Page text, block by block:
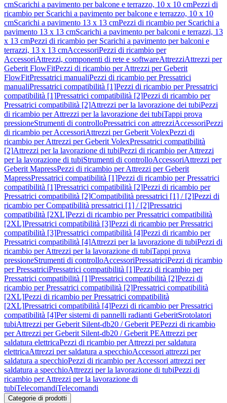
cmScarichi a pavimento per balcone e terrazzo, 10 x 10 cmPezzi di
ricambio per Scarichi a pavimento per balcone e terrazzo, 10 x 10
cmScarichi a pavimento 13 x 13 cmPezzi di ricambio per Scarichi a
pavimento 13 x 13 cmScarichi a pavimento per balconi e terrazzi, 13
x 13 cmPezzi di ricambio per Scarichi a pavimento per balconi e
terrazzi, 13 x 13 cmAccessoriPezzi di ricambio per
AccessoriAttrezzi, componenti di rete e softwareAttrezziAttrezzi per
Geberit FlowFitPezzi di ricambio per Attrezzi per Geberit
FlowFitPressatrici manualiPezzi di ricambio per Pressatrici
manualiPressatrici compatibilità [1]Pezzi di ricambio per Pressatrici
compatibilità [1]Pressatrici compatibilità [2]Pezzi di ricambio per
Pressatrici compatibilità [2]Attrezzi per la lavorazione dei tubiPezzi
di ricambio per Attrezzi per la lavorazione dei tubiTappi prova
pressioneStrumenti di controlloPressatrici con attrezziAccessoriPezzi
di ricambio per AccessoriAttrezzi per Geberit VolexPezzi di
ricambio per Attrezzi per Geberit VolexPressatrici compatibilità
[2]Attrezzi per la lavorazione di tubiPezzi di ricambio per Attrezzi
per la lavorazione di tubiStrumenti di controlloAccessoriAttrezzi per
Geberit MapressPezzi di ricambio per Attrezzi per Geberit
MapressPressatrici compatibilità [1]Pezzi di ricambio per Pressatrici
compatibilità [1]Pressatrici compatibilità [2]Pezzi di ricambio per
Pressatrici compatibilità [2]Compatibilità pressatrici [1] / [2]Pezzi di
ricambio per Compatibilità pressatrici [1] / [2]Pressatrici
compatibilità [2XL]Pezzi di ricambio per Pressatrici compatibilità
[2XL]Pressatrici compatibilità [3]Pezzi di ricambio per Pressatrici
compatibilità [3]Pressatrici compatibilità [4]Pezzi di ricambio per
Pressatrici compatibilità [4]Attrezzi per la lavorazione di tubiPezzi di
ricambio per Attrezzi per la lavorazione di tubiTappi prova
pressioneStrumenti di controlloAccessoriPressatriciPezzi di ricambio
per PressatriciPressatrici compatibilità [1]Pezzi di ricambio per
Pressatrici compatibilità [1]Pressatrici compatibilità [2]Pezzi di
ricambio per Pressatrici compatibilità [2]Pressatrici compatibilità
[2XL]Pezzi di ricambio per Pressatrici compatibilità
[2XL]Pressatrici compatibilità [4]Pezzi di ricambio per Pressatrici
compatibilità [4]Per sistemi di pannelli radianti GeberitSrotolatori
tubiAttrezzi per Geberit Silent-db20 / Geberit PEPezzi di ricambio
per Attrezzi per Geberit Silent-db20 / Geberit PEAttrezzi per
saldatura elettricaPezzi di ricambio per Attrezzi per saldatura
elettricaAttrezzi per saldatura a specchioAccessori attrezzi per
saldatura a specchioPezzi di ricambio per Accessori attrezzi per
saldatura a specchioAttrezzi per la lavorazione di tubiPezzi di
ricambio per Attrezzi per la lavorazione di
tubiTelecomandiTelecomandi
Categorie di prodotti